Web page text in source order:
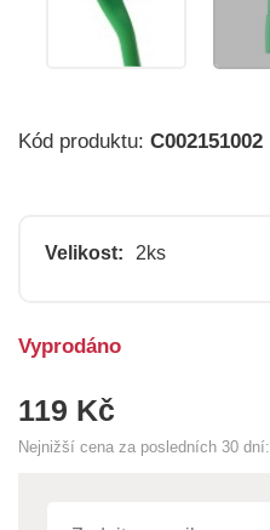
Kód produktu: C002151002
Velikost: 2ks
119 Kč
Nejnižší cena za posledních 30 dní:
Vyprodáno